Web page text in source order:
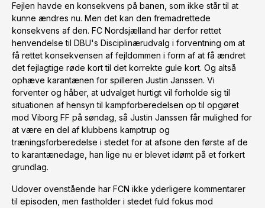
Fejlen havde en konsekvens på banen, som ikke står til at
kunne ændres nu. Men det kan den fremadrettede
konsekvens af den. FC Nordsjælland har derfor rettet
henvendelse til DBU's Disciplinærudvalg i forventning om at
få rettet konsekvensen af fejldommen i form af at få ændret
det fejlagtige røde kort til det korrekte gule kort. Og altså
ophæve karantænen for spilleren Justin Janssen. Vi
forventer og håber, at udvalget hurtigt vil forholde sig til
situationen af hensyn til kampforberedelsen op til opgøret
mod Viborg FF på søndag, så Justin Janssen får mulighed for
at være en del af klubbens kamptrup og
træningsforberedelse i stedet for at afsone den første af de
to karantænedage, han lige nu er blevet idømt på et forkert
grundlag.
Udover ovenstående har FCN ikke yderligere kommentarer
til episoden, men fastholder i stedet fuld fokus mod